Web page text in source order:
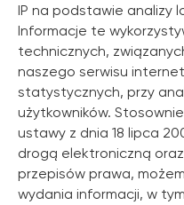
IP na podstawie analizy
Informacje te
technicznych,
naszego serwisu
statystycznych, przy
użytkowników.
ustawy z dnia 18 lipca
drogą elektroniczną
przepisów prawa,
wydania informacji, w